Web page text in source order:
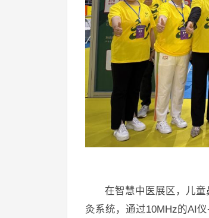
在智慧中医展区，儿
灸系统，通过10MHz的AI